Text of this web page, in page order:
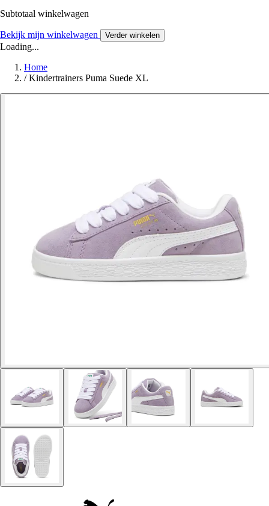
Subtotaal winkelwagen
Bekijk mijn winkelwagen Verder winkelen
Loading...
Home
/ Kindertrainers Puma Suede XL